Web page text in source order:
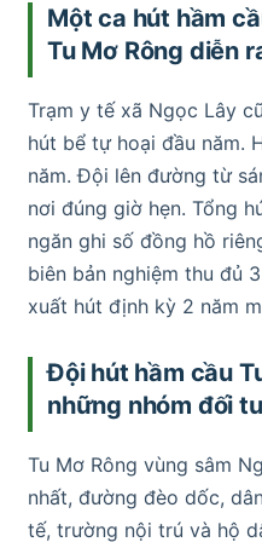
Một ca hút hầm
Tu Mơ Rông diễn
Trạm y tế xã Ngọc Lây
hút bể tự hoại đầu năm.
năm. Đội lên đường từ
nơi đúng giờ hẹn. Tổng
ngăn ghi số đồng hồ
biên bản nghiệm thu đủ
xuất hút định kỳ 2 năm
Đội hút hầm cầu
những nhóm đối
Tu Mơ Rông vùng sâm
nhất, đường đèo dốc,
tế, trường nội trú và hộ